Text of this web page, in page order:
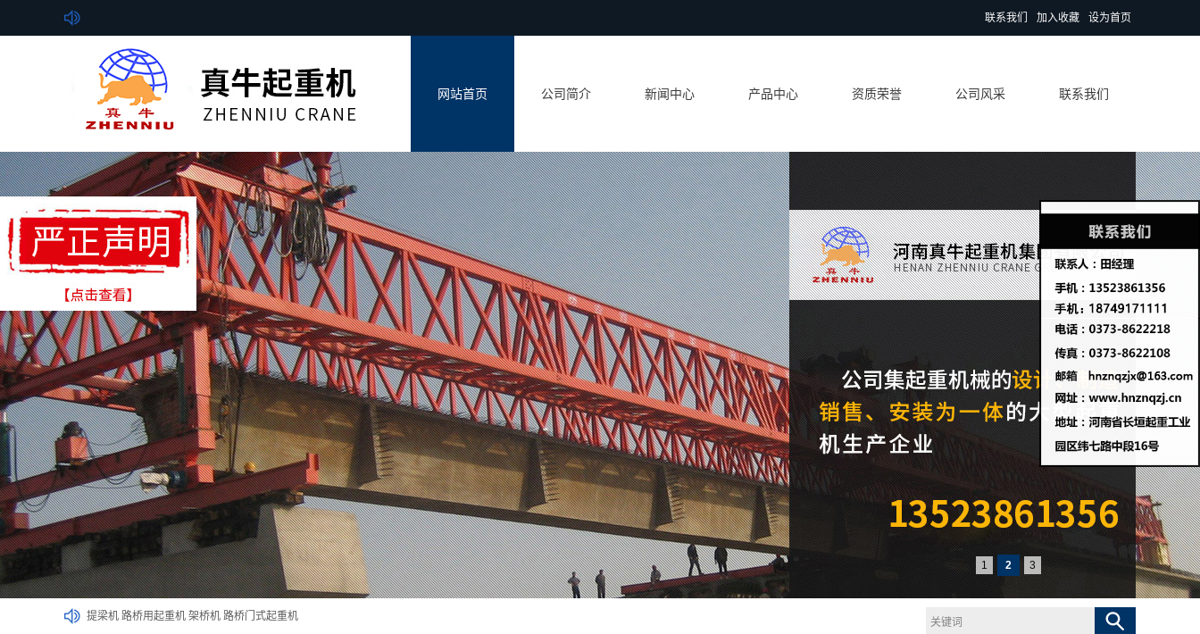
设为首页
加入收藏
联系我们
网站首页 公司简介 新闻中心 产品中心 资质荣誉 公司风采 联系我们
1 2 3
提梁机 路桥用起重机 架桥机 路桥门式起重机